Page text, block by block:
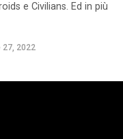
e Civilians. Ed in più
27, 2022